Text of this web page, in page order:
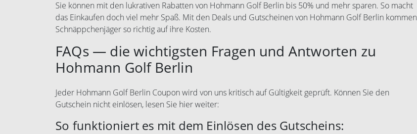
Sie können mit den lukrativen Rabatten von Hohmann Golf Berlin bis 50% und mehr sparen. So macht
das Einkaufen doch viel mehr Spaß. Mit den Deals und Gutscheinen von Hohmann Golf Berlin kommen
Schnäppchenjäger so richtig auf ihre Kosten.
FAQs — die wichtigsten Fragen und Antworten zu
Hohmann Golf Berlin
Jeder Hohmann Golf Berlin Coupon wird von uns kritisch auf Gültigkeit geprüft. Können Sie den
Gutschein nicht einlösen, lesen Sie hier weiter:
So funktioniert es mit dem Einlösen des Gutscheins: